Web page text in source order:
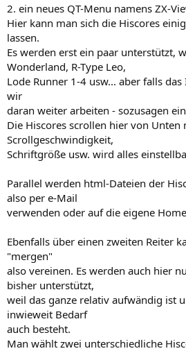
2. ein neues QT-Menu namens ZX-
Hier kann man sich die Hiscores
lassen.
Es werden erst ein paar unterstützt,
Wonderland, R-Type Leo,
Lode Runner 1-4 usw... aber falls
wir
daran weiter arbeiten - sozusagen ein
Die Hiscores scrollen hier von Unten
Scrollgeschwindigkeit,
Schriftgröße usw. wird alles
Parallel werden html-Dateien der
also per e-Mail
verwenden oder auf die eigene
Ebenfalls über einen zweiten Reiter
"mergen"
also vereinen. Es werden auch hier
bisher unterstützt,
weil das ganze relativ aufwändig ist
inwieweit Bedarf
auch besteht.
Man wählt zwei unterschiedliche